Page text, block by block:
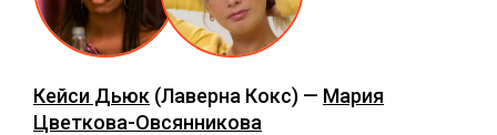
Кейси Дьюк (Лаверна Кокс) — Мария
Цветкова-Овсянникова